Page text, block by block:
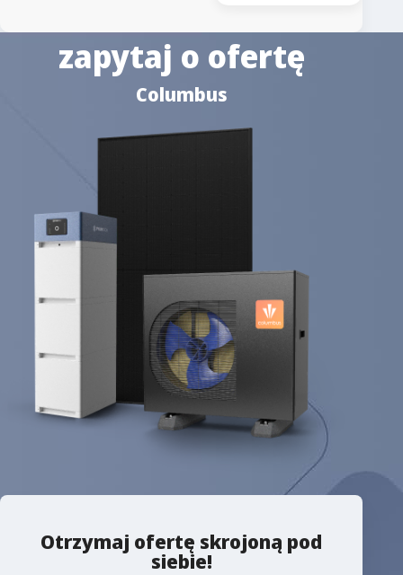
zapytaj o ofertę
Columbus
Otrzymaj ofertę skrojoną pod
siebie!